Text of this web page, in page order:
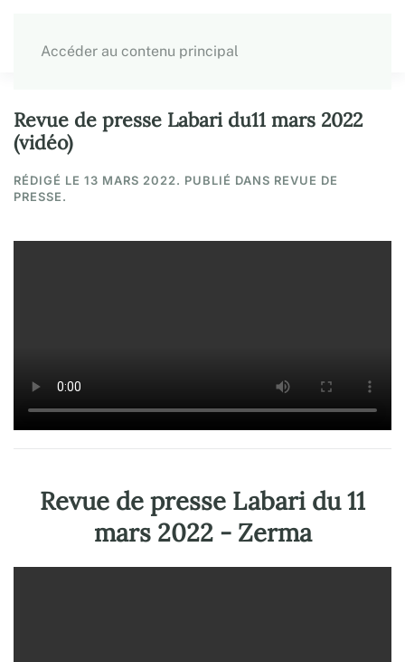
Accéder au contenu principal
Revue de presse Labari du11 mars 2022
(vidéo)
RÉDIGÉ LE 13 MARS 2022. PUBLIÉ DANS REVUE DE
PRESSE.
Revue de presse Labari du 11
mars 2022 - Zerma